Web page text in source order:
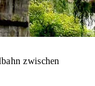
zwischen